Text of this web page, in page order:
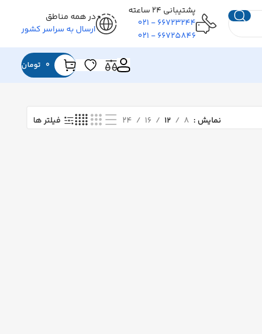
پشتیبانی ۲۴ ساعته
۶۶۷۲۳۲۴۴ - ۰۲۱
۶۶۷۲۵۸۴۶ - ۰۲۱
در همه مناطق
ارسال به سراسر کشور
0 تومان
نمایش ۸ ۱۲ ۱۶ ۲۴ فیلتر ها